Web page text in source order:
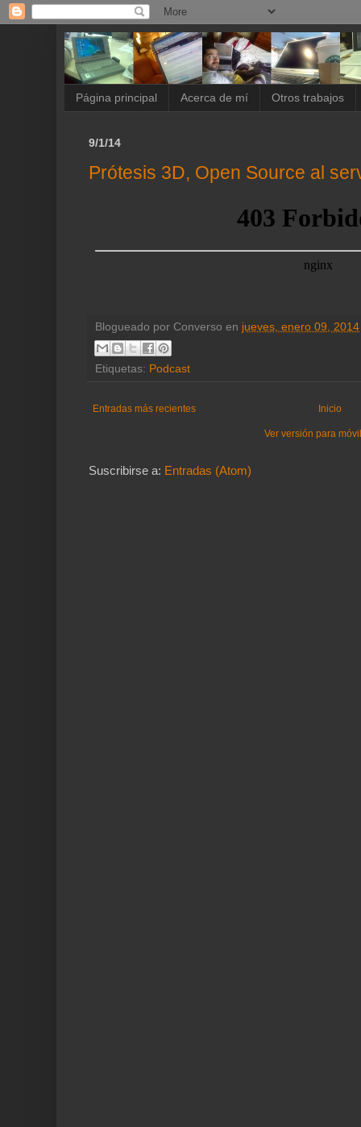
Página principal Acerca de mí Otros trabajos
9/1/14
Prótesis 3D, Open Source al
Blogueado por Converso en jueves, enero 09, 2014
Etiquetas: Podcast
Entradas más recientes Inicio
Ver versión para
Suscribirse a: Entradas (Atom)